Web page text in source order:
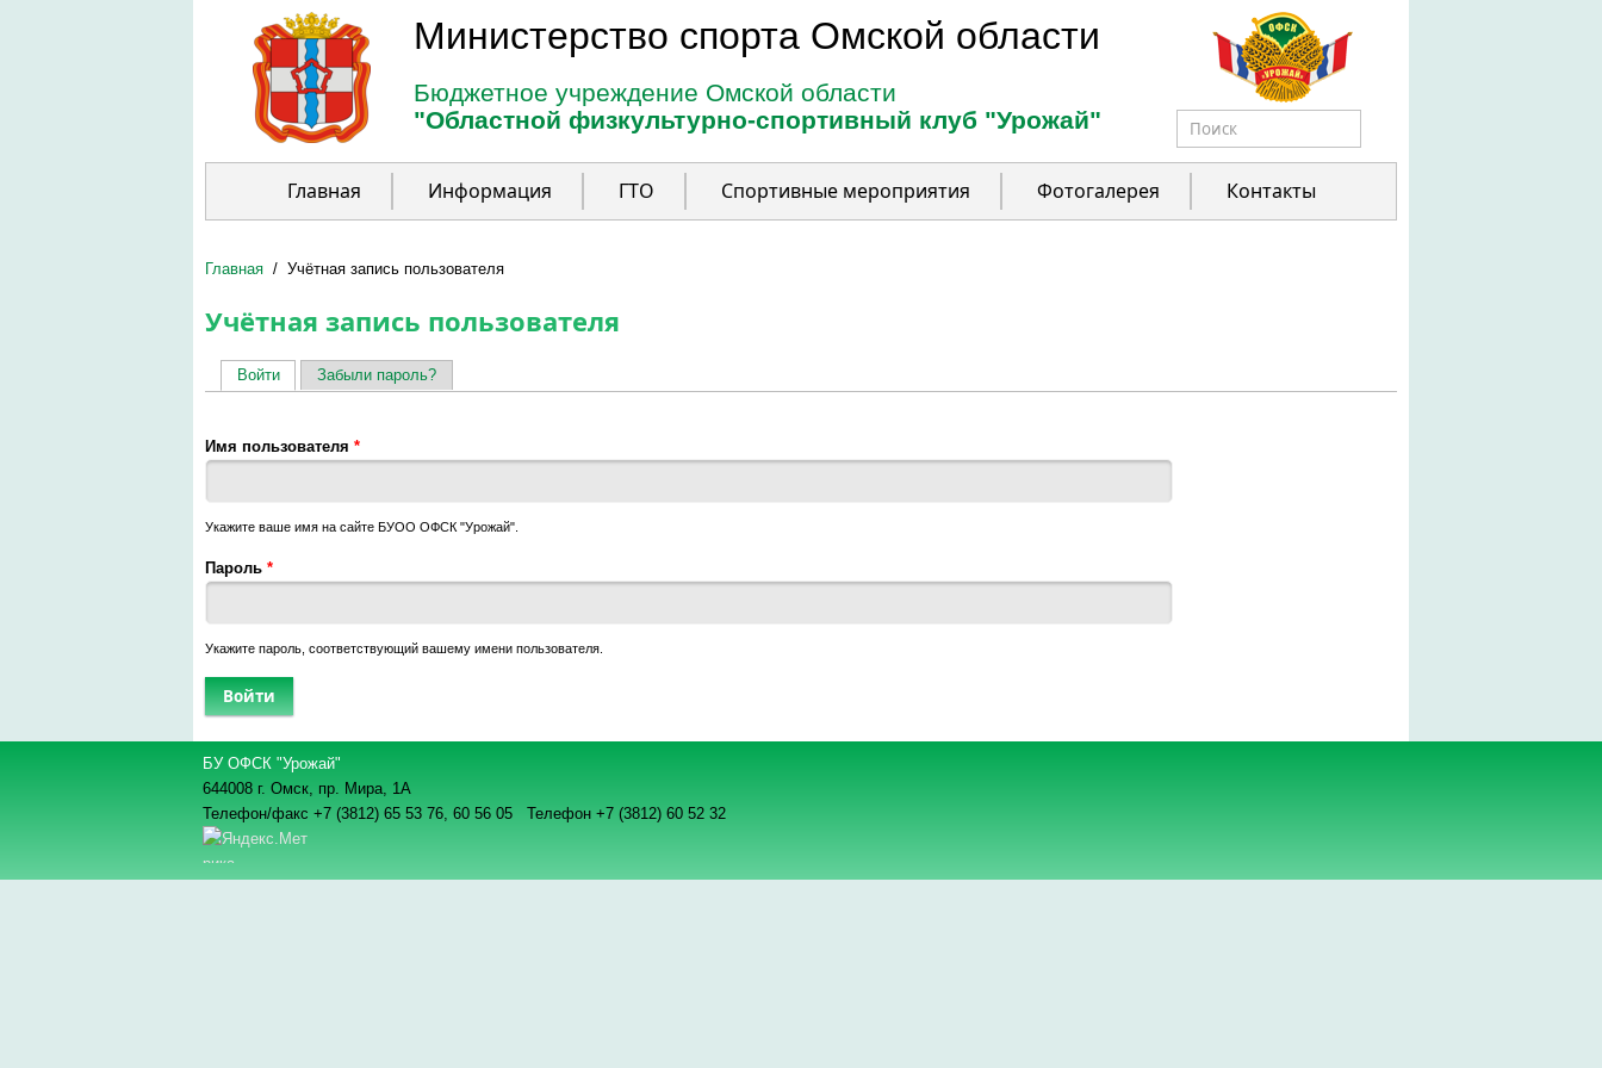
Министерство спорта Омской области
Бюджетное учреждение Омской области
"Областной физкультурно-спортивный клуб "Урожай"
Форма поиска
Главная
Информация ГТО Спортивные мероприятия Фотогалерея Контакты
Главная / Учётная запись пользователя
Учётная запись пользователя
Войти(активная вкладка)
Забыли пароль?
Имя пользователя *
Укажите ваше имя на сайте БУОО ОФСК "Урожай".
Пароль *
Укажите пароль, соответствующий вашему имени пользователя.
БУ ОФСК "Урожай"
644008 г. Омск, пр. Мира, 1А
Телефон/факс +7 (3812) 65 53 76, 60 56 05 Телефон +7 (3812) 60 52 32